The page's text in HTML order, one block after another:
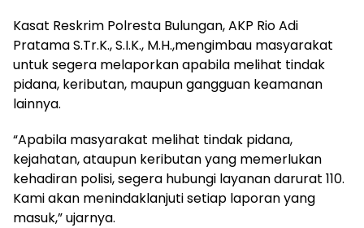
Kasat Reskrim Polresta Bulungan, AKP Rio Adi
Pratama S.Tr.K., S.I.K., M.H.,mengimbau masyarakat
untuk segera melaporkan apabila melihat tindak
pidana, keributan, maupun gangguan keamanan
lainnya.
“Apabila masyarakat melihat tindak pidana,
kejahatan, ataupun keributan yang memerlukan
kehadiran polisi, segera hubungi layanan darurat 110.
Kami akan menindaklanjuti setiap laporan yang
masuk,” ujarnya.